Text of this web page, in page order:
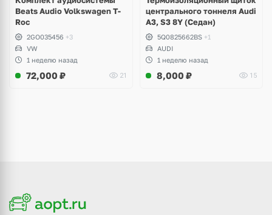
Beats Audio Volkswagen T-
Roc
2GO035456 +3
VW
1 неделю назад
72,000 ₽ 21
центрального тоннеля Audi
A3, S3 8Y (Седан)
5Q0825662BS +1
AUDI
1 неделю назад
8,000 ₽ 15